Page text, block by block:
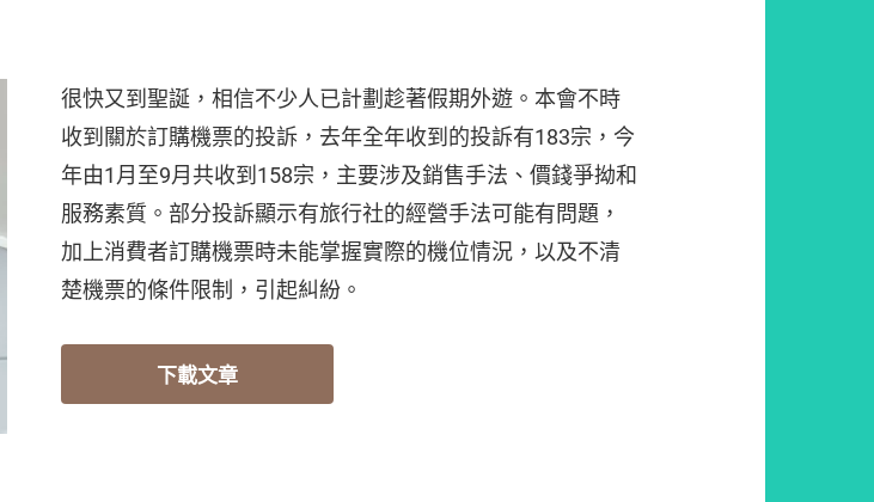
很快又到聖誕，相信不少人已計劃趁著假期外遊。本會不時
收到關於訂購機票的投訴，去年全年收到的投訴有183宗，今
年由1月至9月共收到158宗，主要涉及銷售手法、價錢爭拗和
服務素質。部分投訴顯示有旅行社的經營手法可能有問題，
加上消費者訂購機票時未能掌握實際的機位情況，以及不清
楚機票的條件限制，引起糾紛。
下載文章